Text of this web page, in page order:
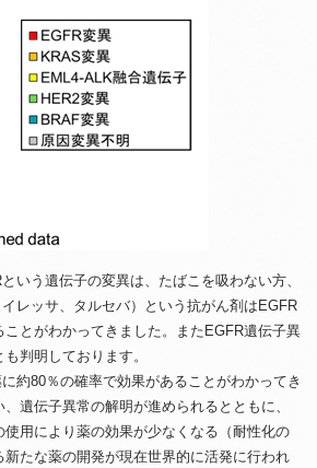
う遺伝子の変異は、たばこを吸わない方、
レッサ、タルセバ）という抗がん剤はEGFR
とがわかってきました。またEGFR遺伝子異
判明しております。
約80％の確率で効果があることがわかってき
遺伝子異常の解明が進められるとともに、
用により薬の効果が少なくなる（耐性化の
たな薬の開発が現在世界的に活発に行われ